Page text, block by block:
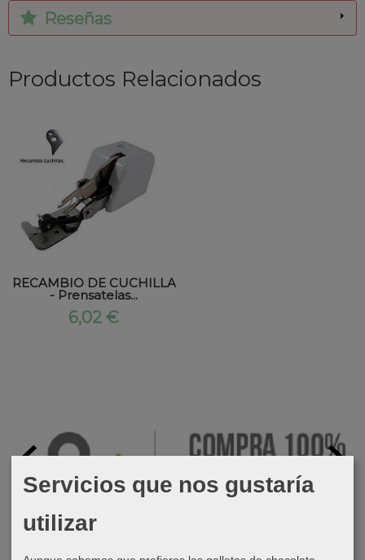
Reseñas
Productos Relacionados
RECAMBIO DE CUCHILLA
- Prensatelas...
6,02 €
Servicios que nos gustaría
utilizar